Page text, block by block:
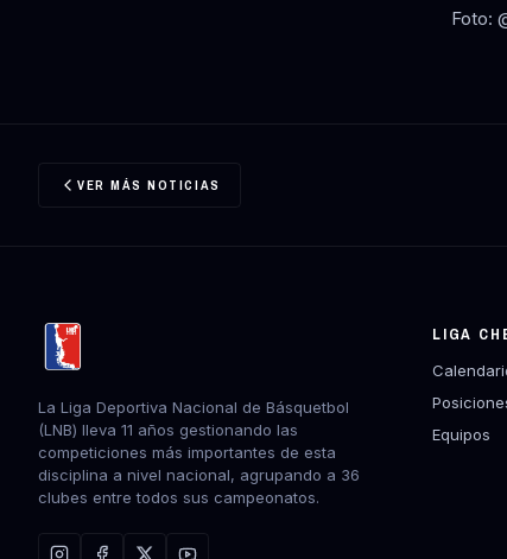
Foto:
VER MÁS NOTICIAS
La Liga Deportiva Nacional de Básquetbol
(LNB) lleva 11 años gestionando las
competiciones más importantes de esta
disciplina a nivel nacional, agrupando a 36
clubes entre todos sus campeonatos.
LIGA
Equipos